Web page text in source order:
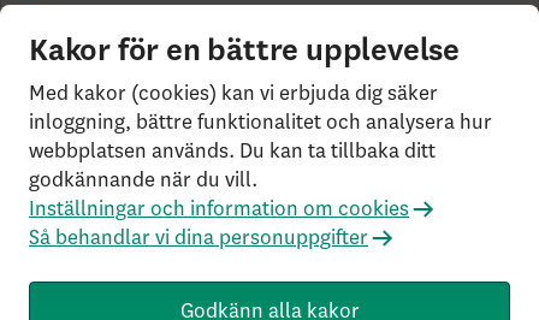
Cookies på skandia.se
Tillgänglighet
Användarvillkor
Ångerrätt och distansavtal
utanför Sverige?
Statlig insättningsgaranti &
investerar­skydd
Så behandlar vi dina personuppgifter
Om Penningtvättslagen
Rekommenderade webbläsare
Livförsäkringsbolaget Skandia, ömsesidigt, 106 55
Stockholm, Tel: 0771-55 55 00, © Skandia
Kakor för en bättre upplevelse
Med kakor (cookies) kan vi erbjuda dig säker
inloggning, bättre funktionalitet och analysera hur
webbplatsen används. Du kan ta tillbaka ditt
godkännande när du vill.
Inställningar och information om cookies
Så behandlar vi dina personuppgifter
Godkänn alla kakor